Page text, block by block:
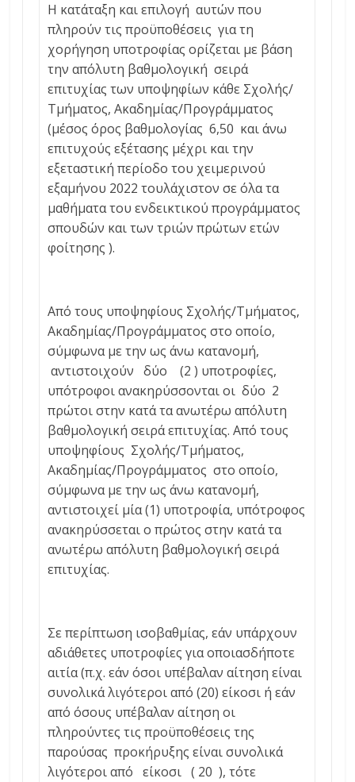
Η κατάταξη και επιλογή αυτών που
πληρούν τις προϋποθέσεις για τη
χορήγηση υποτροφίας ορίζεται με βάση
την απόλυτη βαθμολογική σειρά
επιτυχίας των υποψηφίων κάθε Σχολής/
Τμήματος, Ακαδημίας/Προγράμματος
(μέσος όρος βαθμολογίας 6,50 και άνω
επιτυχούς εξέτασης μέχρι και την
εξεταστική περίοδο του χειμερινού
εξαμήνου 2022 τουλάχιστον σε όλα τα
μαθήματα του ενδεικτικού προγράμματος
σπουδών και των τριών πρώτων ετών
φοίτησης ).
Από τους υποψηφίους Σχολής/Τμήματος,
Ακαδημίας/Προγράμματος στο οποίο,
σύμφωνα με την ως άνω κατανομή,
αντιστοιχούν δύο (2 ) υποτροφίες,
υπότροφοι ανακηρύσσονται οι δύο 2
πρώτοι στην κατά τα ανωτέρω απόλυτη
βαθμολογική σειρά επιτυχίας. Από τους
υποψηφίους Σχολής/Τμήματος,
Ακαδημίας/Προγράμματος στο οποίο,
σύμφωνα με την ως άνω κατανομή,
αντιστοιχεί μία (1) υποτροφία, υπότροφος
ανακηρύσσεται ο πρώτος στην κατά τα
ανωτέρω απόλυτη βαθμολογική σειρά
επιτυχίας.
Σε περίπτωση ισοβαθμίας, εάν υπάρχουν
αδιάθετες υποτροφίες για οποιασδήποτε
αιτία (π.χ. εάν όσοι υπέβαλαν αίτηση είναι
συνολικά λιγότεροι από (20) είκοσι ή εάν
από όσους υπέβαλαν αίτηση οι
πληρούντες τις προϋποθέσεις της
παρούσας προκήρυξης είναι συνολικά
λιγότεροι από είκοσι ( 20 ), τότε